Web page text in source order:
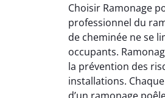
Choisir Ramonage
professionnel du
de cheminée ne se
occupants.
la prévention des
installations.